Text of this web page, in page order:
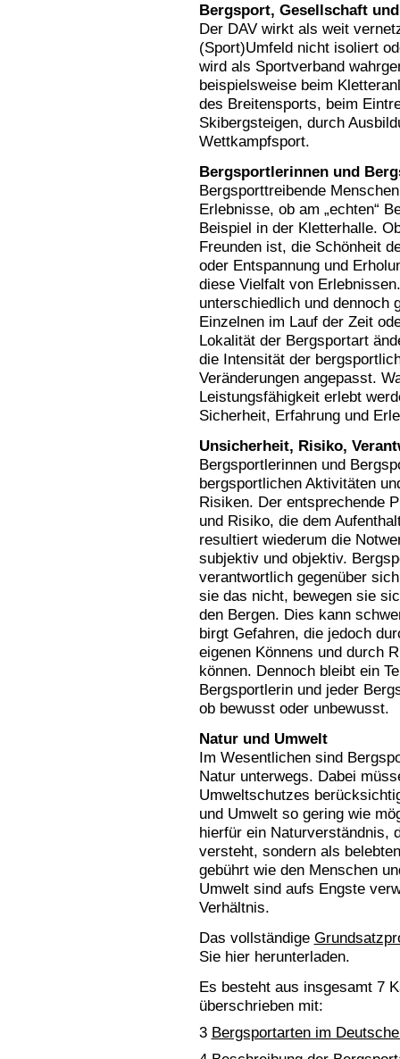
Bergsport, Gesellschaft
Der DAV wirkt als weit
(Sport)Umfeld nicht isoliert
wird als Sportverband
beispielsweise beim
des Breitensports, beim
Skibergsteigen, durch
Wettkampfsport.
Bergsportlerinnen und
Bergsporttreibende
Erlebnisse, ob am „echten“
Beispiel in der Kletterhalle.
Freunden ist, die Schönheit
oder Entspannung und
diese Vielfalt von
unterschiedlich und dennoch
Einzelnen im Lauf der Zeit
Lokalität der Bergsportart
die Intensität der
Veränderungen angepasst.
Leistungsfähigkeit erlebt
Sicherheit, Erfahrung und
Unsicherheit, Risiko,
Bergsportlerinnen und
bergsportlichen Aktivitäten
Risiken. Der entsprechende
und Risiko, die dem
resultiert wiederum die
subjektiv und objektiv.
verantwortlich gegenüber
sie das nicht, bewegen sie
den Bergen. Dies kann
birgt Gefahren, die jedoch
eigenen Könnens und durch
können. Dennoch bleibt ein
Bergsportlerin und jeder
ob bewusst oder unbewusst.
Natur und Umwelt
Im Wesentlichen sind
Natur unterwegs. Dabei
Umweltschutzes
und Umwelt so gering wie
hierfür ein Naturverständnis,
versteht, sondern als
gebührt wie den Menschen
Umwelt sind aufs Engste
Verhältnis.
Das vollständige
Sie hier herunterladen.
Es besteht aus insgesamt 7
überschrieben mit:
3 Bergsportarten im